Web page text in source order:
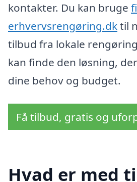
kontakter. Du kan bruge
erhvervsrengøring.dktil
tilbud fra lokale
kan finde den løsning,
dine behov og budget.
Få tilbud, gratis og
Hvad er med